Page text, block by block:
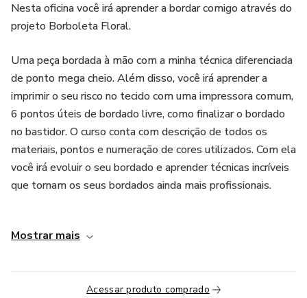
Nesta oficina você irá aprender a bordar comigo através do
projeto Borboleta Floral.
Uma peça bordada à mão com a minha técnica diferenciada
de ponto mega cheio. Além disso, você irá aprender a
imprimir o seu risco no tecido com uma impressora comum,
6 pontos úteis de bordado livre, como finalizar o bordado
no bastidor. O curso conta com descrição de todos os
materiais, pontos e numeração de cores utilizados. Com ela
você irá evoluir o seu bordado e aprender técnicas incríveis
que tornam os seus bordados ainda mais profissionais.
nesse projeto;
Mostrar mais
Acessar produto comprado